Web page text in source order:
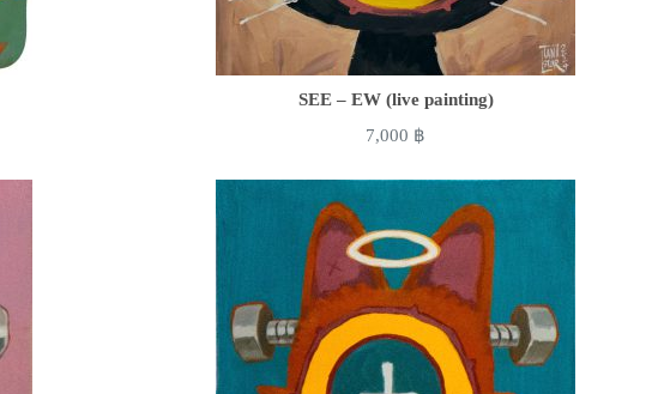
SEE – EW (live painting)
7,000 ฿